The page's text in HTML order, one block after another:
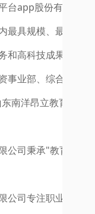
台app股份有限公
最具规模、最优秀
和高科技成果产业
事业部、综合业务
南洋昂立教育发展
公司秉承"教育回
公司专注职业教育